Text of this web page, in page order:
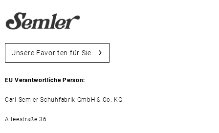
Unsere Favoriten für Sie
EU Verantwortliche Person:
Carl Semler Schuhfabrik GmbH & Co. KG
Alleestraße 36